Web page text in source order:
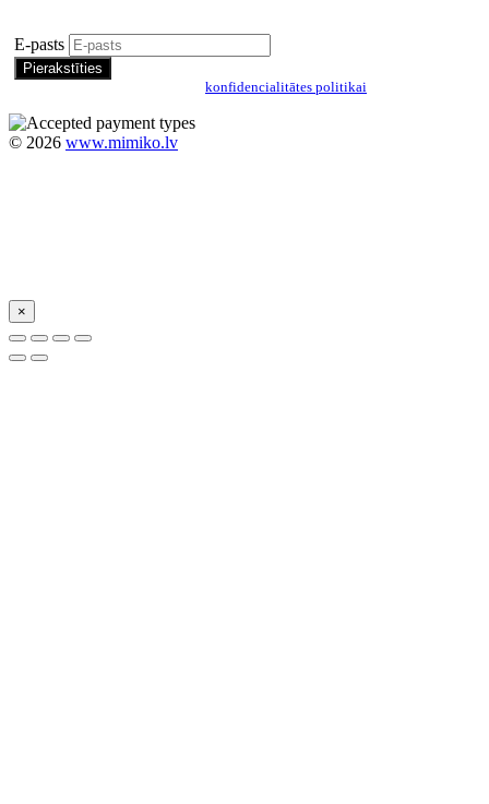
E-pasts
konfidencialitātes politikai
© 2026 www.mimiko.lv
×